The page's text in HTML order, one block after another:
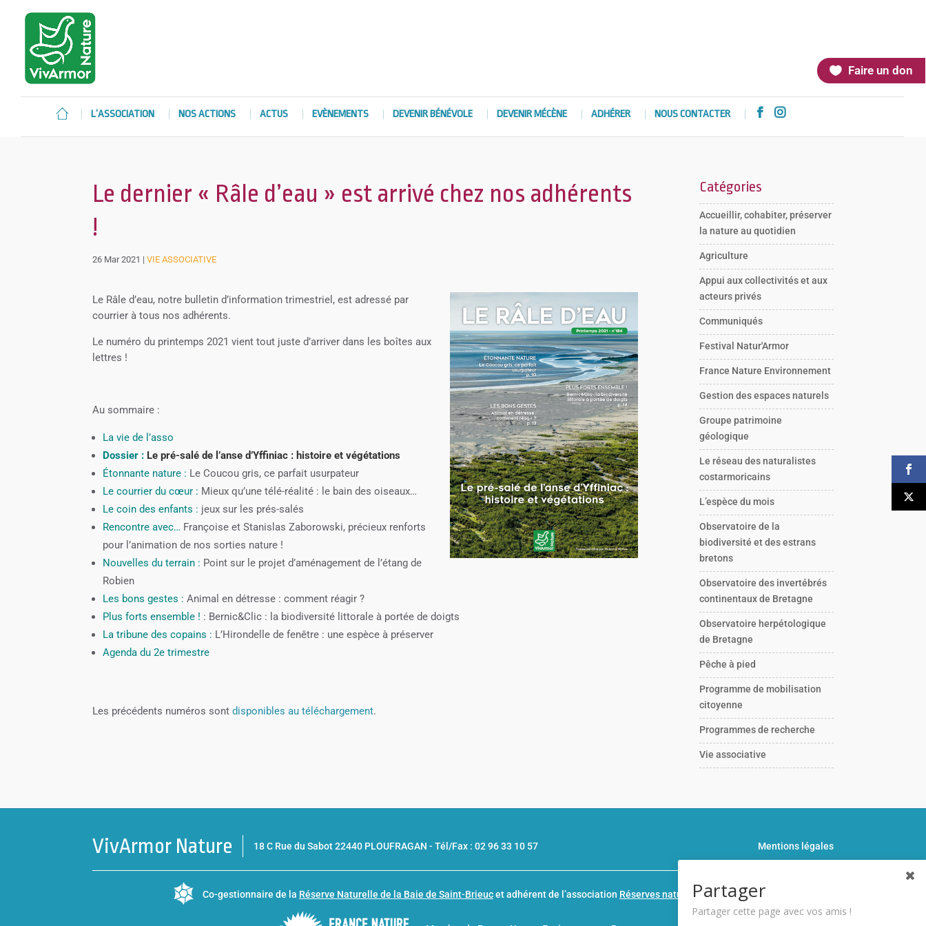
Faire un don
L’ASSOCIATION NOS ACTIONS ACTUS EVÈNEMENTS DEVENIR BÉNÉVOLE DEVENIR MÉCÈNE ADHÉRER NOUS CONTACTER  
Le dernier « Râle d’eau » est arrivé chez nos adhérents
!
26 Mar 2021 |VIE ASSOCIATIVE
Le Râle d’eau, notre bulletin d’information trimestriel, est adressé par
courrier à tous nos adhérents.
Le numéro du printemps 2021 vient tout juste d’arriver dans les boîtes aux
lettres !
Au sommaire :
La vie de l’asso
Dossier : Le pré-salé de l’anse d’Yffiniac : histoire et végétations
Étonnante nature : Le Coucou gris, ce parfait usurpateur
Le courrier du cœur : Mieux qu’une télé-réalité : le bain des oiseaux…
Le coin des enfants : jeux sur les prés-salés
Rencontre avec… Françoise et Stanislas Zaborowski, précieux renforts
pour l’animation de nos sorties nature !
Nouvelles du terrain : Point sur le projet d’aménagement de l’étang de
Robien
Les bons gestes : Animal en détresse : comment réagir ?
Plus forts ensemble ! : Bernic&Clic : la biodiversité littorale à portée de doigts
La tribune des copains : L’Hirondelle de fenêtre : une espèce à préserver
Agenda du 2e trimestre
Les précédents numéros sontdisponibles au téléchargement.
Catégories
Accueillir, cohabiter, préserver
la nature au quotidien
Agriculture
Appui aux collectivités et aux
acteurs privés
Communiqués
Festival Natur'Armor
France Nature Environnement
Gestion des espaces naturels
Groupe patrimoine
géologique
Le réseau des naturalistes
costarmoricains
L’espèce du mois
Observatoire de la
biodiversité et des estrans
bretons
Observatoire des invertébrés
continentaux de Bretagne
Observatoire herpétologique
de Bretagne
Pêche à pied
Programme de mobilisation
citoyenne
Programmes de recherche
Vie associative
VivArmor Nature 18 C Rue du Sabot 22440 PLOUFRAGAN -Tél/Fax : 02 96 33 10 57 Mentions légales
Co-gestionnaire de la Réserve Naturelle de la Baie de Saint-Brieucet adhérent de l’association Réserves naturelles de France
Partager
Partager cette page avec vos amis !